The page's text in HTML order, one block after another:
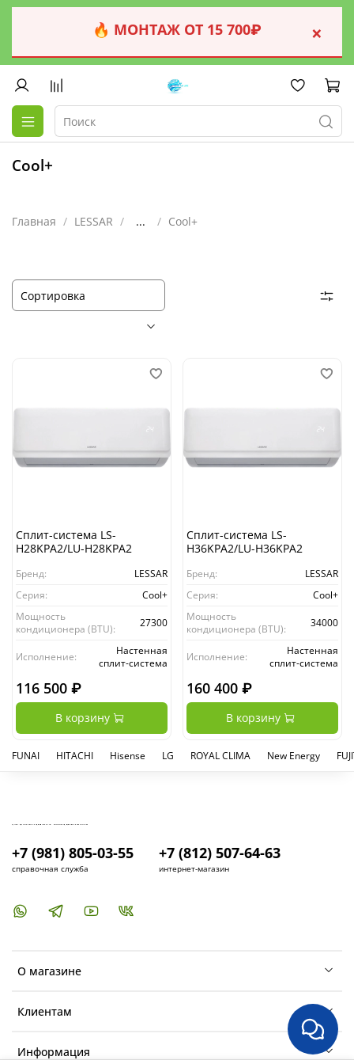
🔥 МОНТАЖ ОТ 15 700₽ ×
Cool+
Главная LESSAR ... Cool+
Сплит-система LS-
H28KPA2/LU-H28KPA2
Бренд:
LESSAR
Серия:
Cool+
Мощность
кондиционера (BTU):
27300
Исполнение:
Настенная
сплит-система
116 500 ₽
В корзину
Сплит-система LS-
H36KPA2/LU-H36KPA2
Бренд:
LESSAR
Серия:
Cool+
Мощность
кондиционера (BTU):
34000
Исполнение:
Настенная
сплит-система
160 400 ₽
В корзину
FUNAI HITACHI Hisense LG ROYAL CLIMA New Energy
О магазине
Клиентам
Информация
+7 (981) 805-03-55
справочная служба
+7 (812) 507-64-63
интернет-магазин